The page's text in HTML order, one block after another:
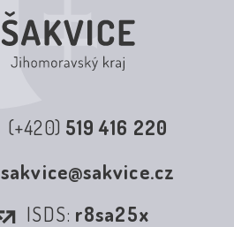
(+420) 519 416 220
sakvice@sakvice.cz
ISDS: r8sa25x